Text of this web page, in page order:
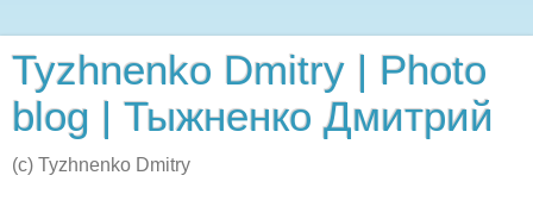
Tyzhnenko Dmitry | Photo
blog | Тыжненко Дмитрий
(c) Tyzhnenko Dmitry